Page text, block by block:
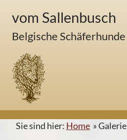
vom Sallenbusch
Belgische Schäferhunde
Sie sind hier: Home »Galerie